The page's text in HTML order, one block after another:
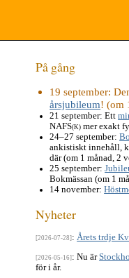
På gång
19 september:
årsjubileum! (om
21 september: Ett
NAFS(K) mer exakt
24–27 september:
ankistiskt innehåll,
där (om 1 månad, 2
25 september:
Bokmässan (om 1
14 november:
Nyheter
[2026-07-28] :Årets trdje
[2026-05-16] : Nu är
för i år.